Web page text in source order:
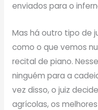
enviados para o
Mas há outro tipo de
como o que vemos
recital de piano.
ninguém para a
vez disso, o juiz
agrícolas, os